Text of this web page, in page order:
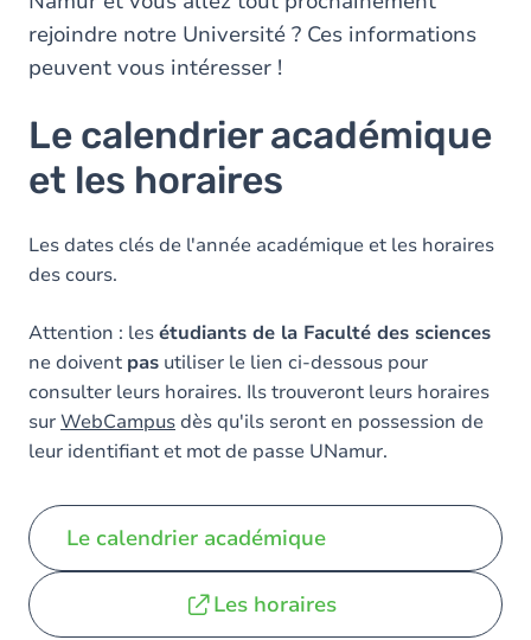
rejoindre notre Université ? Ces informations
peuvent vous intéresser !
Le calendrier académique
et les horaires
Les dates clés de l'année académique et les horaires
des cours.
Attention : lesétudiants de la Faculté des sciences
ne doivent pas utiliser le lien ci-dessous pour
consulter leurs horaires. Ils trouveront leurs horaires
surWebCampusdès qu'ils seront en possession de
leur identifiant et mot de passe UNamur.
Le calendrier académique
Les horaires